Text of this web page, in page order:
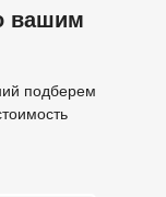
вашим
подберем